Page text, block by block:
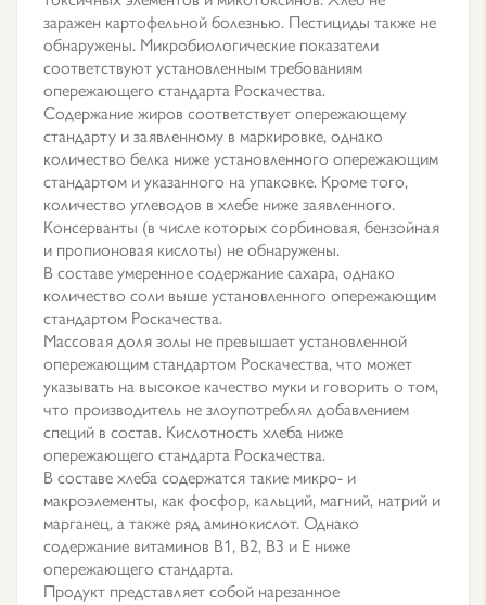
заражен картофельной болезнью. Пестициды также не
обнаружены. Микробиологические показатели
соответствуют установленным требованиям
опережающего стандарта Роскачества.
Содержание жиров соответствует опережающему
стандарту и заявленному в маркировке, однако
количество белка ниже установленного опережающим
стандартом и указанного на упаковке. Кроме того,
количество углеводов в хлебе ниже заявленного.
Консерванты (в числе которых сорбиновая, бензойная
и пропионовая кислоты) не обнаружены.
В составе умеренное содержание сахара, однако
количество соли выше установленного опережающим
стандартом Роскачества.
Массовая доля золы не превышает установленной
опережающим стандартом Роскачества, что может
указывать на высокое качество муки и говорить о том,
что производитель не злоупотреблял добавлением
специй в состав. Кислотность хлеба ниже
опережающего стандарта Роскачества.
В составе хлеба содержатся такие микро- и
макроэлементы, как фосфор, кальций, магний, натрий и
марганец, а также ряд аминокислот. Однако
содержание витаминов В1, В2, В3 и Е ниже
опережающего стандарта.
Продукт представляет собой нарезанное